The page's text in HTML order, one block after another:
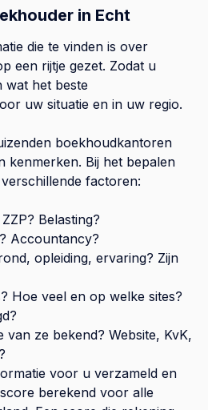
in Echt
die te vinden is over
een rijtje gezet. Zodat u
wat het beste
uw situatie en in uw regio.
boekhoudkantoren
kenmerken. Bij het bepalen
factoren:
Belasting?
Accountancy?
opleiding, ervaring? Zijn
Hoe veel en op welke sites?
van ze bekend? Website, KvK,
voor u verzameld en
berekend voor alle